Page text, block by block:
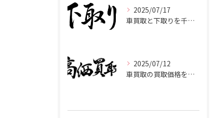
2025/07/17
車買取と下取りを千葉県市原市で賢く使い分けて高く売るコツ
2025/07/12
車買取の買取価格を千葉県市原市で高くするための業者選びと査定比較ポイント